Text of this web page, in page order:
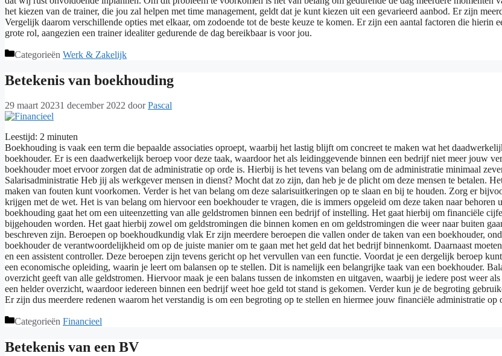
het kiezen van de trainer, die jou zal helpen met time management, geldt dat je kunt kiezen uit een gevarieerd aanbod. Er zijn
Vergelijk daarom verschillende opties met elkaar, om zodoende tot de beste keuze te komen. Er zijn een aantal factoren die hierin
grote rol, aangezien een trainer idealiter gedurende de dag bereikbaar is voor jou.
Categorieën Werk & Zakelijk
Betekenis van boekhouding
29 maart 20231 december 2022 doorPascal
Leestijd: 2 minuten
Boekhouding is vaak een term die bepaalde associaties oproept, waarbij het lastig blijft om concreet te maken wat het
boekhouder. Er is een daadwerkelijk beroep voor deze taak, waardoor het als leidinggevende binnen een bedrijf niet meer jouw
boekhouder moet ervoor zorgen dat de administratie op orde is. Hierbij is het tevens van belang om de administratie minimaal
Salarisadministratie Heb jij als werkgever mensen in dienst? Mocht dat zo zijn, dan heb je de plicht om deze mensen te betalen.
maken van fouten kunt voorkomen. Verder is het van belang om deze salarisuitkeringen op te slaan en bij te houden. Zorg er
krijgen met de wet. Het is van belang om hiervoor een boekhouder te vragen, die is immers opgeleid om deze taken naar
boekhouding gaat het om een uiteenzetting van alle geldstromen binnen een bedrijf of instelling. Het gaat hierbij om financiële
bijgehouden worden. Het gaat hierbij zowel om geldstromingen die binnen komen en om geldstromingen die weer naar buiten
beschreven zijn. Beroepen op boekhoudkundig vlak Er zijn meerdere beroepen die vallen onder de taken van een boekhouder,
boekhouder de verantwoordelijkheid om op de juiste manier om te gaan met het geld dat het bedrijf binnenkomt. Daarnaast
en een assistent controller. Deze beroepen zijn tevens gericht op het vervullen van een functie. Voordat je een dergelijk beroep
een economische opleiding, waarin je leert om balansen op te stellen. Dit is namelijk een belangrijke taak van een boekhouder.
overzicht geeft van alle geldstromen. Hiervoor maak je een balans tussen de inkomsten en uitgaven, waarbij je iedere post weer
een helder overzicht, waardoor iedereen binnen een bedrijf weet hoe geld tot stand is gekomen. Verder kun je de begroting
Er zijn dus meerdere redenen waarom het verstandig is om een begroting op te stellen en hiermee jouw financiële administratie op
Categorieën Financieel
Betekenis van een BV